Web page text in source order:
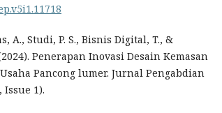
A., Studi, P. S., Bisnis Digital, T., &
Penerapan Inovasi Desain Kemasan
Pancong lumer. Jurnal Pengabdian
Issue 1).